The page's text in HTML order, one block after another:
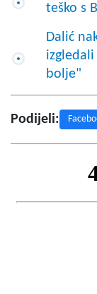
teško s
Dalić
bolje"
Podijeli: